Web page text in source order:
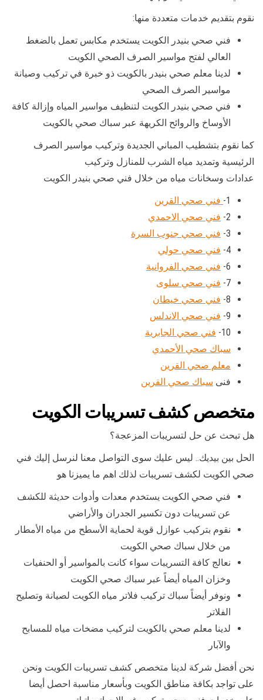
نقوم بتقديم خدمات متعددة منها:
فني صحي بنيدر الكويت يستخدم مكابس تعمل بالضغط
العالي لفتح مواسير الصرف الصحي الكويت
لدينا معلم صحي بنيدر بالكويت ذو خبرة في تركيب وصيانة
مواسير الصرف الصحي
فني صحي بنيدر الكويت لتنظيف مواسير المياه وإزالة كافة
الأوساخ والروائح الكريهة عبر سباك صحي بالكويت
كما نقوم بتشطيب المباني الجديدة وتركيب مواسير الصرف
الرئيسية وتمديد مياه الشرب للمنازل وتركيب
عدادات وسخانات مياه من خلال فني صحي بنيدر الكويت
1- فني صحي القرين
2- فني صحي الاحمدي
3- فني صحي جنوب السرة
4- فني صحي حولي
6- فني صحي الفروانية
7- فني صحي سلوى
8- فني صحي خيطان
9- فني صحي الاندلس
10- فني صحي الجابرية
سباك صحي الأحمدي
معلم صحي القرين
فنى سباك صحي القرين
متخصص كشف تسريبات الكويت
هل تبحث عن حل لتسريبات المزعجة؟
الحل بين بيديك.. ليس عليك سوى التواصل معنا لنرسل إليك فني
صحي الكويت لكشف تسريبات لذلك اهم ما يميزنا هو
فني صحي الكويت يستخدم معدات وأدوات حديثة للكشف
عن تسريبات دون تكسير الجدران والأراضي
نقوم بتركيب عوازل قوية لحماية الأسطح من مياه الأمطار
من خلال سباك صحي الكويت
نعالج كافة التسريبات سواء كانت بالمواسير أو الحنفيات
وخزان المياه أيضاً عبر سباك صحي الكويت
ونوفر أيضاً سباك تركيب فلاتر مياه الكويت لصيانة وتصليح
الفلاتر
لدينا معلم صحي بالكويت لتركيب مضخات مياه للمسابح
والآبار
نحن أفضل شركة لدينا متخصص كشف تسريبات الكويت ونحن
على تواجد بكافة مناطق الكويت وبأسعار مناسبة احصل أيضا